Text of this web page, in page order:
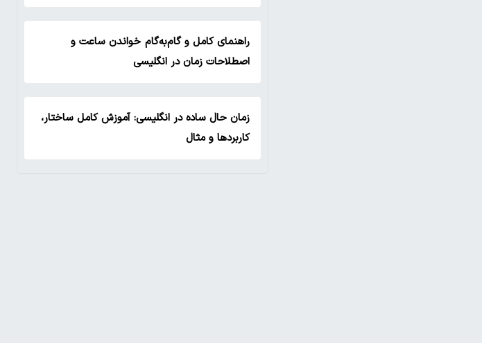
راهنمای کامل و گام‌به‌گام خواندن ساعت و
اصطلاحات زمان در انگلیسی
زمان حال ساده در انگلیسی: آموزش کامل ساختار،
کاربردها و مثال